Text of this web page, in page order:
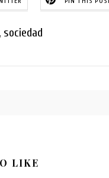
, sociedad
LIKE